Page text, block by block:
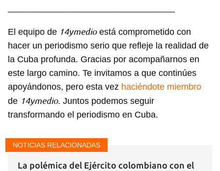
El equipo de 14ymedioestá comprometido con
hacer un periodismo serio que refleje la realidad de
la Cuba profunda. Gracias por acompañarnos en
este largo camino. Te invitamos a que continúes
apoyándonos, pero esta vez haciéndote miembro
de 14ymedio. Juntos podemos seguir
transformando el periodismo en Cuba.
NOTICIAS RELACIONADAS
La polémica del Ejército colombiano con el